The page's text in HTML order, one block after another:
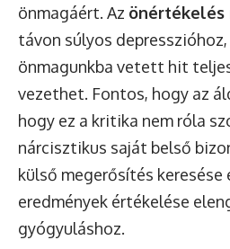
önmagáért. Az önértékelés
távon súlyos
önmagunkba vetett hit
vezethet. Fontos, hogy az
hogy ez a kritika nem róla
nárcisztikus saját belső
külső megerősítés keresése
eredmények értékelése
gyógyuláshoz.